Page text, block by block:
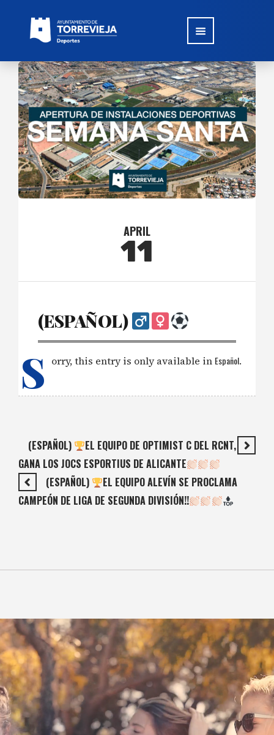
APRIL
11
(ESPAÑOL) ‍
S orry, this entry is only available in Español.
(ESPAÑOL)
EL EQUIPO DE OPTIMIST C DEL RCNT,
GANA LOS JOCS ESPORTIUS DE ALICANTE
(ESPAÑOL)
EL EQUIPO ALEVÍN SE PROCLAMA
CAMPEÓN DE LIGA DE SEGUNDA DIVISIÓN!!